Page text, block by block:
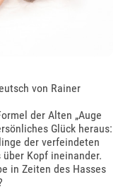
von Rainer
der Alten „Auge
Glück heraus:
der verfeindeten
Kopf ineinander.
in Zeiten des Hasses